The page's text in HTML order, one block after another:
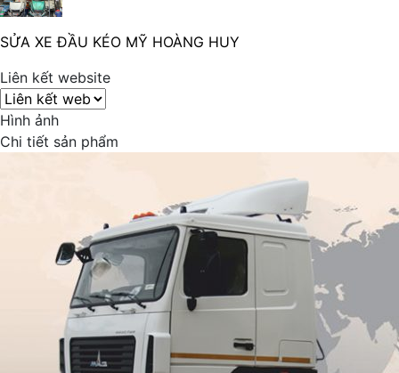
SỬA XE ĐẦU KÉO MỸ HOÀNG HUY
Liên kết website
Hình ảnh
Chi tiết sản phẩm